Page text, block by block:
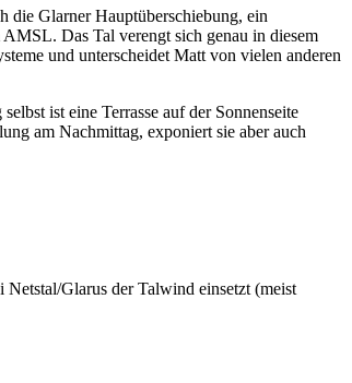
die Glarner Hauptüberschiebung, ein
Das Tal verengt sich genau in diesem
und unterscheidet Matt von vielen anderen
ist eine Terrasse auf der Sonnenseite
am Nachmittag, exponiert sie aber auch
Glarus der Talwind einsetzt (meist